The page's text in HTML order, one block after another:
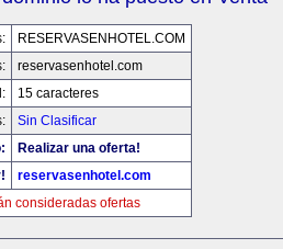
RESERVASENHOTEL.COM
reservasenhotel.com
15 caracteres
Sin Clasificar
Realizar una oferta!
reservasenhotel.com
consideradas ofertas